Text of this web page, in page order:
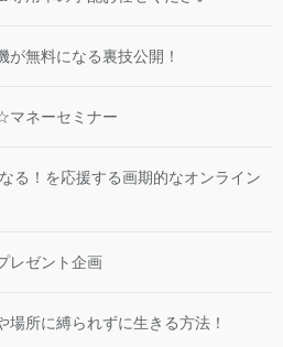
が無料になる裏技公開！
マネーセミナー
る！を応援する画期的なオンライン
レゼント企画
場所に縛られずに生きる方法！